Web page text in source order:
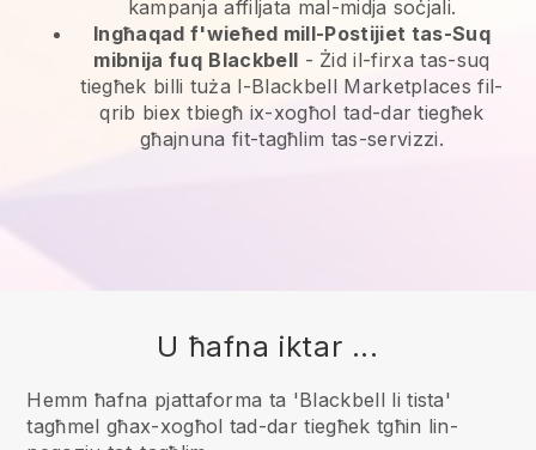
kampanja affiljata mal-midja soċjali.
Ingħaqad f'wieħed mill-Postijiet tas-Suq
mibnija fuq Blackbell - Żid il-firxa tas-suq
tiegħek billi tuża l-Blackbell Marketplaces fil-
qrib biex tbiegħ ix-xogħol tad-dar tiegħek
għajnuna fit-tagħlim tas-servizzi.
U ħafna iktar ...
Hemm ħafna pjattaforma ta 'Blackbell li tista'
tagħmel għax-xogħol tad-dar tiegħek tgħin lin-